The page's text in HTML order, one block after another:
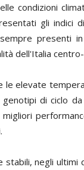
condizioni
gli indici
presenti
dell'Italia
le elevate
di ciclo
stabili, negli ultimi